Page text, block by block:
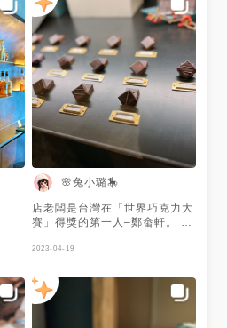
🌸兔小璐🎠
店老闆是台灣在「世界巧克力大
賽」得獎的第一人–鄭畬軒。 理
味，以及讓巧克力甜點成為台灣
與巧克力結合，透過說明與美味
讓外國人了解台灣的美食。每道
甜點蘊含著台灣生活的文化脈
2023-04-19